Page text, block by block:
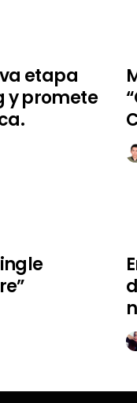
etapa
y promete